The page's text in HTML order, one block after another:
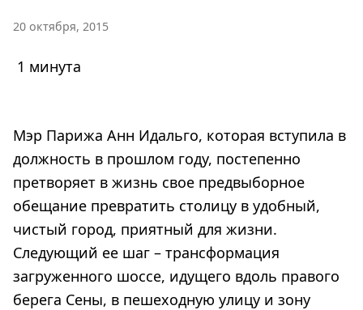
20 октября, 2015
1 минута
Мэр Парижа Анн Идальго, которая вступила в
должность в прошлом году, постепенно
претворяет в жизнь свое предвыборное
обещание превратить столицу в удобный,
чистый город, приятный для жизни.
Следующий ее шаг – трансформация
загруженного шоссе, идущего вдоль правого
берега Сены, в пешеходную улицу и зону